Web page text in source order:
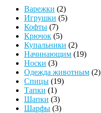
Варежки (2)
Игрушки (5)
Кофты (7)
Крючок (5)
Купальники (2)
Начинающим (19)
Носки (3)
Одежда животным (2)
Спицы (19)
Тапки (1)
Шапки (3)
Шарфы (3)